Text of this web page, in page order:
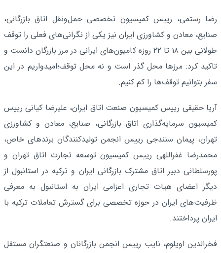
رضا رستمی، رییس کمیسیون تخصصی حمل‌ونقل اتاق بازرگانی،
صنایع، معادن و کشاورزی ایران نیز یکی از نگرانی‌های فعلی را توقف
طولانی بین ۱۸ تا ۲۲ روزه کامیون‌های ایرانی در مرز بازرگان دانست و
تاکید کرد: مرزها محل گذر است و نه محل توقف؛امیدواریم در این
سفر بتوانیم توقف‌ها را کم کنیم.
آریا حقیقی رییس کمیسیون صنعت اتاق ایران، علیرضا کیانی رییس
کمیسیون سرمایه‌گذاری اتاق بازرگانی، صنایع، معادن و کشاورزی
تهران، پیمان سنندجی رییس انجمن تولیدکنندگان برندهای خاص،
محمدرضا غفراللهی رییس کمیسیون توسعه تجارت اتاق تهران و
پورسلطانی دبیر اتاق مشترک بازرگانی ایران و ترکیه در استانبول از
دیگر اعضای هیات تجاری اعزامی ایران به استانبول به معرفی
ظرفیت‌های ایران در حوزه تخصصی برای گسترش تعاملات ترکیه با
ایران پرداختند.
فخرالدین اویلوم، نایب رییس انجمن بازرگانان و صنعتگران مستقل